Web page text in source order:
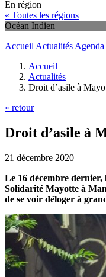
En région
« Toutes les régions
Océan Indien
Accueil Actualités Agenda
Accueil
Actualités
Droit d’asile à
» retour
Droit d’asile à
21 décembre 2020
Le 16 décembre dernier,
Solidarité Mayotte à
de se voir déloger à